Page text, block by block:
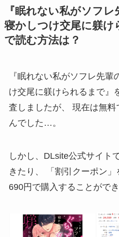
『眠れない私がソフ
寝かしつけ交尾に躾け
で読む方法は？
『眠れない私がソフレ先
け交尾に躾けられるまで』
査しましたが、 現在は無料
んでした…。
しかし、DLsite公式サイト
きたり、 「 割引クーポン
690円 で購入することができ